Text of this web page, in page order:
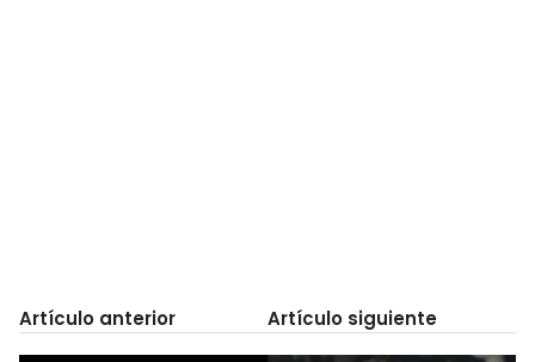
Artículo anterior Artículo siguiente